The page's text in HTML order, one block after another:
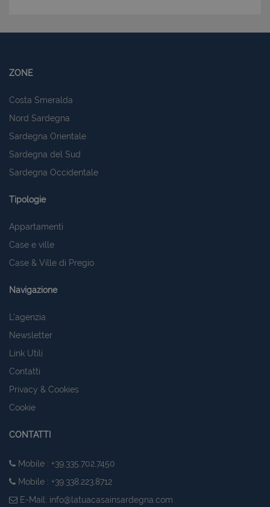
ZONE
Costa Smeralda
Nord Sardegna
Sardegna Orientale
Sardegna del Sud
Sardegna Occidentale
Tipologie
Appartamenti
Case e ville
Case & Ville di Pregio
Navigazione
L'agenzia
Newsletter
Link Utili
Contatti
Privacy & Cookies
Cookie
CONTATTI
Mobile : +39.335.702.7450
Mobile : +39.338.223.8712
E-Mail: info@latuacasainsardegna.com